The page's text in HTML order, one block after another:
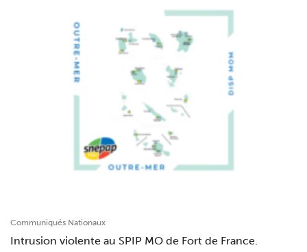
Communiqués Nationaux
Intrusion violente au SPIP MO de Fort de France.